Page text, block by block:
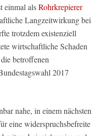
einmal alsRohrkrepierer
Langzeitwirkung bei
trotzdem existenziell
wirtschaftliche Schaden
betroffenen
2017
nahe, in einem nächsten
eine widerspruchsbefreite